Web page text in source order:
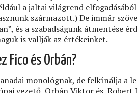
a jaltai világrend
származott.) De immár
és a szabadságunk átmentése
is vallják az értékeinket.
Fico és Orbán?
monológnak, de felkínálja a